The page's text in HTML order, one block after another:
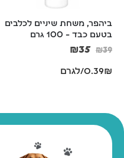
ביהפר, משחת שיניים לכלבים
בטעם כבד – 100 גרם
₪39
₪35
0.39₪/לגרם